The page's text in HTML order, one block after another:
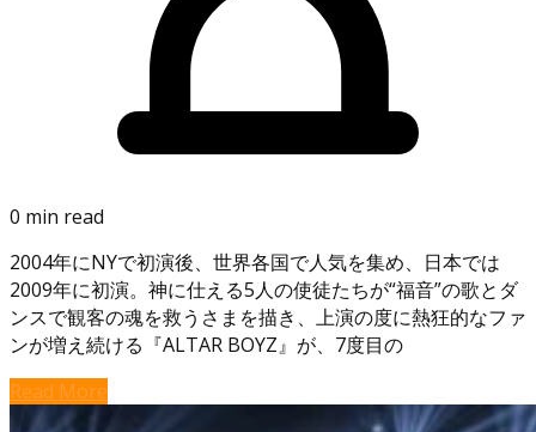
0 min read
2004年にNYで初演後、世界各国で人気を集め、日本では
2009年に初演。神に仕える5人の使徒たちが“福音”の歌とダ
ンスで観客の魂を救うさまを描き、上演の度に熱狂的なファ
ンが増え続ける『ALTAR BOYZ』が、7度目の
Read More